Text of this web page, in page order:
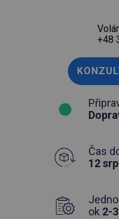
+48
Čas
12
ok 2-